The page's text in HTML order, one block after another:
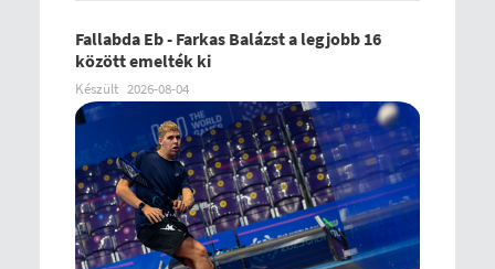
Fallabda Eb - Farkas Balázst a legjobb 16
között emelték ki
Készült 2026-08-04